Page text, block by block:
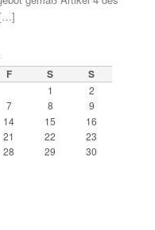
[…]
F S S
1
2
7 8
9
14 15
16
21 22
23
28 29
30